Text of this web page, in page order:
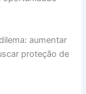
aumentar
proteção de